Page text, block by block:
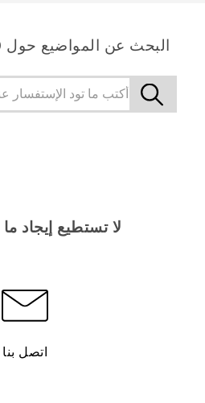
البحث عن المواضيع حول HTC Desire 530
لا تستطيع إيجاد
اتصل بنا